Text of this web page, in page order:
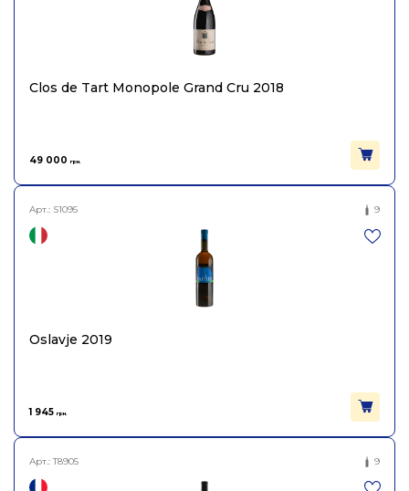
Дінаволо 2020, Denavolo
0,75л
Колір Біле
сухе
Clos de Tart Monopole Grand Cru 2018
49 000 грн.
Арт.: S1095 9
Oslavje 2019
1 945 грн.
Арт.:T8905 9